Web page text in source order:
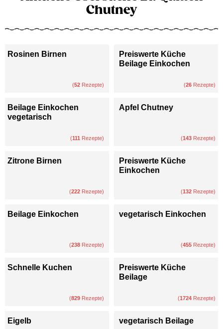
Chutney
Rosinen Birnen
(52 Rezepte)
Preiswerte Küche
Beilage Einkochen
(26 Rezepte)
Beilage Einkochen
vegetarisch
(111 Rezepte)
Apfel Chutney
(143 Rezepte)
Zitrone Birnen
(222 Rezepte)
Preiswerte Küche
Einkochen
(132 Rezepte)
Beilage Einkochen
(238 Rezepte)
vegetarisch Einkochen
(455 Rezepte)
Schnelle Kuchen
(829 Rezepte)
Preiswerte Küche
Beilage
(1724 Rezepte)
Eigelb vegetarisch Beilage